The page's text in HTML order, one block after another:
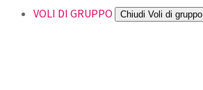
VOLI DI GRUPPO Chiudi Voli di gruppo